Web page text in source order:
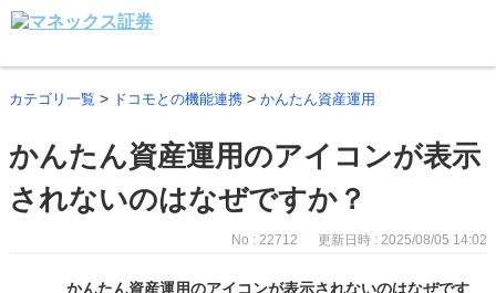
カテゴリ一覧 > ドコモとの機能連携 > かんたん資産運用
かんたん資産運用のアイコンが表示
されないのはなぜですか？
No : 22712 更新日時 : 2025/08/05 14:02
かんたん資産運用のアイコンが表示されないのはなぜです